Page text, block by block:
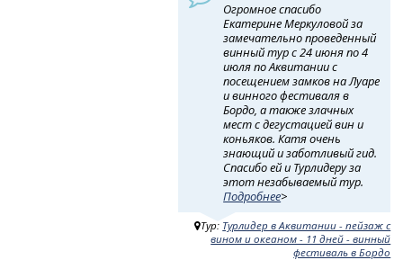
Огромное спасибо
Екатерине Меркуловой за
замечательно проведенный
винный тур с 24 июня по 4
июля по Аквитании с
посещением замков на Луаре
и винного фестиваля в
Бордо, а также злачных
мест с дегустацией вин и
коньяков. Катя очень
знающий и заботливый гид.
Спасибо ей и Турлидеру за
этот незабываемый тур.
Подробнее>
Тур: Турлидер в Аквитании - пейзаж с
вином и океаном - 11 дней - винный
фестиваль в Бордо